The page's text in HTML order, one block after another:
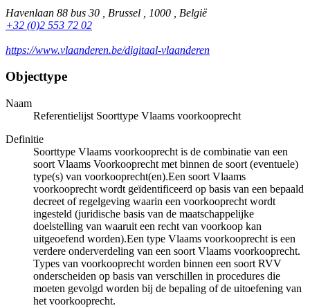
Havenlaan 88 bus 30 , Brussel , 1000 , België
+32 (0)2 553 72 02
https://www.vlaanderen.be/digitaal-vlaanderen
Objecttype
Naam
Referentielijst Soorttype Vlaams voorkooprecht
Definitie
Soorttype Vlaams voorkooprecht is de combinatie van een
soort Vlaams Voorkooprecht met binnen de soort (eventuele)
type(s) van voorkooprecht(en).Een soort Vlaams
voorkooprecht wordt geïdentificeerd op basis van een bepaald
decreet of regelgeving waarin een voorkooprecht wordt
ingesteld (juridische basis van de maatschappelijke
doelstelling van waaruit een recht van voorkoop kan
uitgeoefend worden).Een type Vlaams voorkooprecht is een
verdere onderverdeling van een soort Vlaams voorkooprecht.
Types van voorkooprecht worden binnen een soort RVV
onderscheiden op basis van verschillen in procedures die
moeten gevolgd worden bij de bepaling of de uitoefening van
het voorkooprecht.